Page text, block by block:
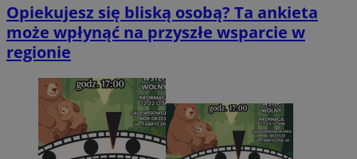
Opiekujesz się bliską osobą? Ta ankieta
może wpłynąć na przyszłe wsparcie w
regionie